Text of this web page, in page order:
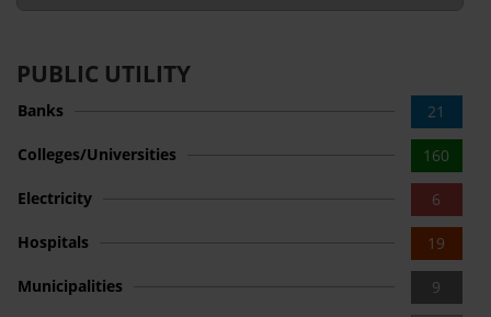
PUBLIC UTILITY
21
Banks
160
Colleges/Universities
6
Electricity
19
Hospitals
9
Municipalities